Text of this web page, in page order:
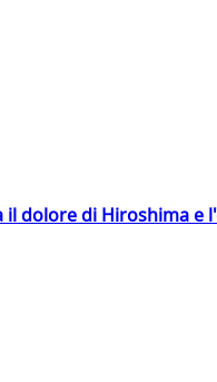
dolore di Hiroshima e